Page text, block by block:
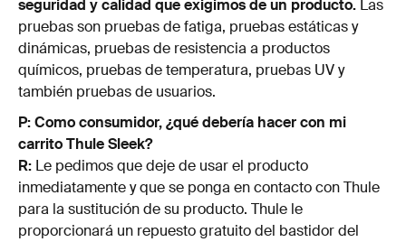
seguridad y calidad que exigimos de un producto. Las
pruebas son pruebas de fatiga, pruebas estáticas y
dinámicas, pruebas de resistencia a productos
químicos, pruebas de temperatura, pruebas UV y
también pruebas de usuarios.
P: Como consumidor, ¿qué debería hacer con mi
carrito Thule Sleek?
R: Le pedimos que deje de usar el producto
inmediatamente y que se ponga en contacto con Thule
para la sustitución de su producto. Thule le
proporcionará un repuesto gratuito del bastidor del